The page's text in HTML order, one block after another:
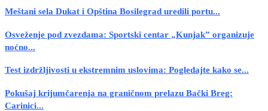
Meštani sela Dukat i Opština Bosilegrad uredili portu...
Osveženje pod zvezdama: Sportski centar „Kunjak” organizuje
noćno...
Test izdržljivosti u ekstremnim uslovima: Pogledajte kako se...
Pokušaj krijumčarenja na graničnom prelazu Bački Breg:
Carinici...